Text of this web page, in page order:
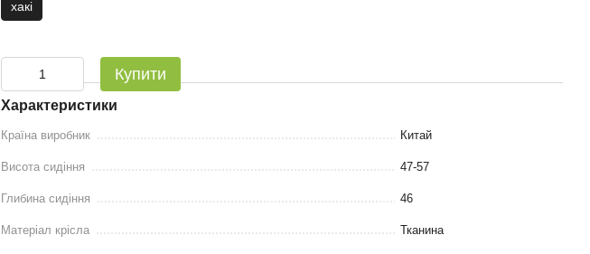
хакі
Купити
Характеристики
Країна виробник Китай
Висота сидіння 47-57
Глибина сидіння 46
Матеріал крісла Тканина